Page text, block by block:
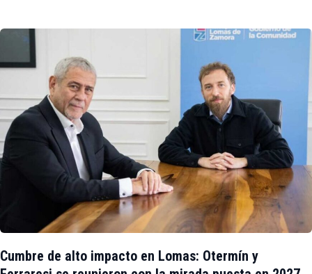
Cumbre de alto impacto en Lomas: Otermín y